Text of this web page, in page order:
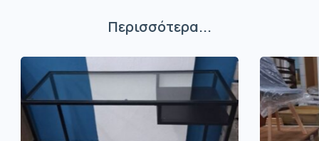
Περισσότερα...